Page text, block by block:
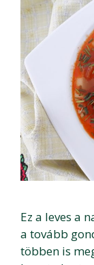
Ez a leves a
a tovább
többen is